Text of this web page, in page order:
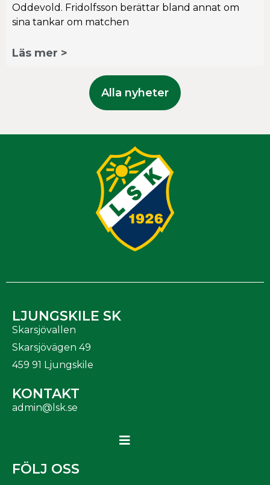
Oddevold. Fridolfsson berättar bland annat om
sina tankar om matchen
Läs mer >
Alla nyheter
LJUNGSKILE SK
Skarsjövallen
Skarsjövägen 49
459 91 Ljungskile
KONTAKT
admin@lsk.se
FÖLJ OSS